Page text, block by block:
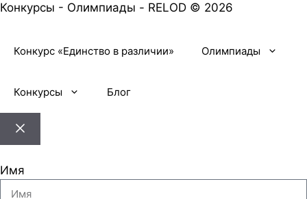
Конкурсы - Олимпиады - RELOD © 2026
Конкурс «Единство в различии» Олимпиады
Конкурсы Блог
Имя